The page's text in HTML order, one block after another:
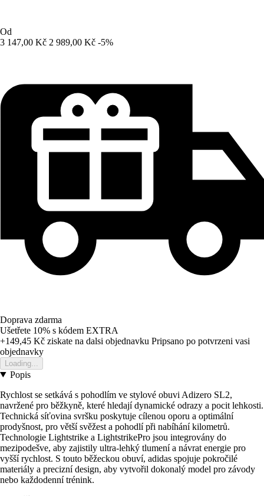
Od
3 147,00 Kč 2 989,00 Kč -5%
Doprava zdarma
Ušetřete 10% s kódem EXTRA
+149,45 Kč ziskate na dalsi objednavku Pripsano po potvrzeni vasi
objednavky
Loading...
Popis
Rychlost se setkává s pohodlím ve stylové obuvi Adizero SL2,
navržené pro běžkyně, které hledají dynamické odrazy a pocit lehkosti.
Technická síťovina svršku poskytuje cílenou oporu a optimální
prodyšnost, pro větší svěžest a pohodlí při nabíhání kilometrů.
Technologie Lightstrike a LightstrikePro jsou integrovány do
mezipodešve, aby zajistily ultra-lehký tlumení a návrat energie pro
vyšší rychlost. S touto běžeckou obuví, adidas spojuje pokročilé
materiály a precizní design, aby vytvořil dokonalý model pro závody
nebo každodenní trénink.